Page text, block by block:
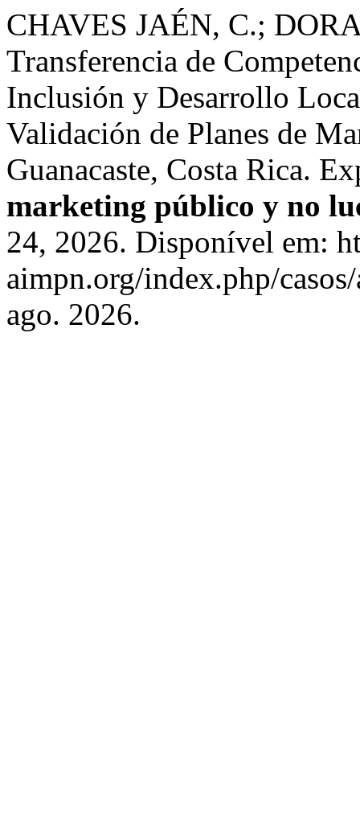
CHAVES JAÉN, C.;
Transferencia de
Inclusión y Desarrollo
Validación de Planes de
Guanacaste, Costa Rica.
marketing público y no
24, 2026. Disponível em:
aimpn.org/index.php/
ago. 2026.